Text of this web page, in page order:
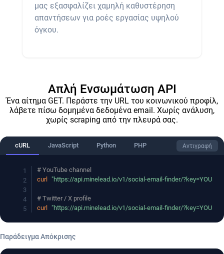
μας εξασφαλίζει χαμηλή καθυστέρηση
απαντήσεων για ροές εργασίας υψηλού
όγκου.
Απλή Ενσωμάτωση API
Ένα αίτημα GET. Περάστε την URL του κοινωνικού προφίλ,
λάβετε πίσω δομημένα δεδομένα email. Χωρίς ανάλυση,
χωρίς scraping από την πλευρά σας.
cURL JavaScript Python PHP Αντιγραφή
# YouTube channel
curl
"https://api.minelead.io/v1/social-email-finder/
# Twitter / X profile
curl
"https://api.minelead.io/v1/social-email-finder/
Παράδειγμα Απόκρισης